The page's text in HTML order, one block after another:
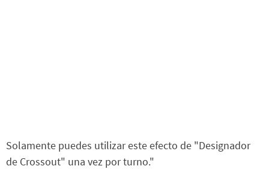
Solamente puedes utilizar este efecto de "Designador
de Crossout" una vez por turno."